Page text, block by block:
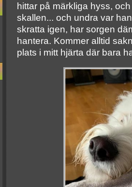
hittar på märkliga hyss,
skallen... och undra var
skratta igen, har sorgen
hantera. Kommer alltid
plats i mitt hjärta där bara